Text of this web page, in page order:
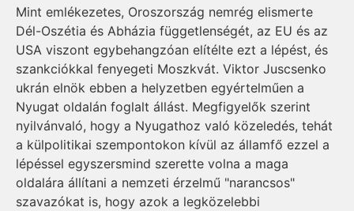
Mint emlékezetes, Oroszország nemrég elismerte
Dél-Oszétia és Abházia függetlenségét, az EU és az
USA viszont egybehangzóan elítélte ezt a lépést, és
szankciókkal fenyegeti Moszkvát. Viktor Juscsenko
ukrán elnök ebben a helyzetben egyértelműen a
Nyugat oldalán foglalt állást. Megfigyelők szerint
nyilvánvaló, hogy a Nyugathoz való közeledés, tehát
a külpolitikai szempontokon kívül az államfő ezzel a
lépéssel egyszersmind szerette volna a maga
oldalára állítani a nemzeti érzelmű "narancsos"
szavazókat is, hogy azok a legközelebbi